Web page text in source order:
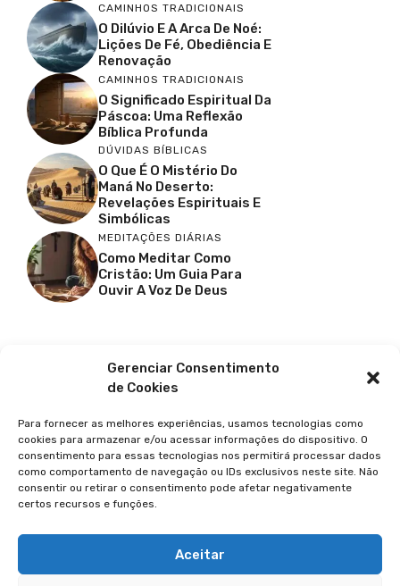
Gerenciar Consentimento
de Cookies
Para fornecer as melhores experiências, usamos tecnologias como
cookies para armazenar e/ou acessar informações do dispositivo. O
consentimento para essas tecnologias nos permitirá processar dados
como comportamento de navegação ou IDs exclusivos neste site. Não
consentir ou retirar o consentimento pode afetar negativamente
certos recursos e funções.
Aceitar
CAMINHOS TRADICIONAIS
O Dilúvio E A Arca De Noé:
Lições De Fé, Obediência E
Renovação
CAMINHOS TRADICIONAIS
O Significado Espiritual Da
Páscoa: Uma Reflexão
Bíblica Profunda
DÚVIDAS BÍBLICAS
O Que É O Mistério Do
Maná No Deserto:
Revelações Espirituais E
Simbólicas
MEDITAÇÕES DIÁRIAS
Como Meditar Como
Cristão: Um Guia Para
Ouvir A Voz De Deus
Facebook
Youtube
Pinterest